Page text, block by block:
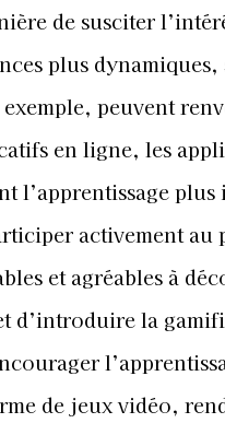
de susciter
plus
peuvent
en ligne, les
l’apprentissage
activement au
et agréables à
d’introduire la
de jeux vidéo,